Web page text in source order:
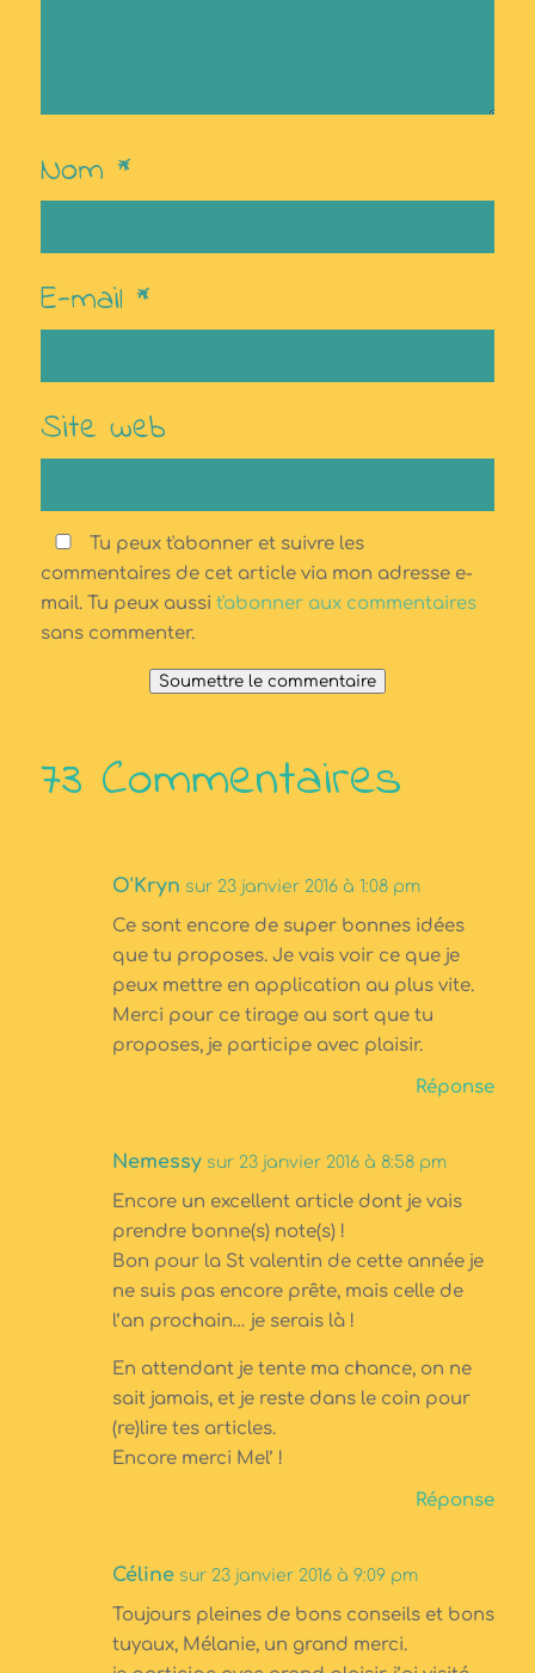
Nom *
E-mail *
Site web
Tu peux t'abonner et suivre les
commentaires de cet article via mon adresse e-
mail. Tu peux aussi t'abonner aux commentaires
sans commenter.
Soumettre le commentaire
73 Commentaires
O'Kryn sur 23 janvier 2016 à 1:08 pm
Ce sont encore de super bonnes idées
que tu proposes. Je vais voir ce que je
peux mettre en application au plus vite.
Merci pour ce tirage au sort que tu
proposes, je participe avec plaisir.
Réponse
Nemessy sur 23 janvier 2016 à 8:58 pm
Encore un excellent article dont je vais
prendre bonne(s) note(s) !
Bon pour la St valentin de cette année je
ne suis pas encore prête, mais celle de
l’an prochain… je serais là !
En attendant je tente ma chance, on ne
sait jamais, et je reste dans le coin pour
(re)lire tes articles.
Encore merci Mel’ !
Réponse
Céline sur 23 janvier 2016 à 9:09 pm
Toujours pleines de bons conseils et bons
tuyaux, Mélanie, un grand merci.